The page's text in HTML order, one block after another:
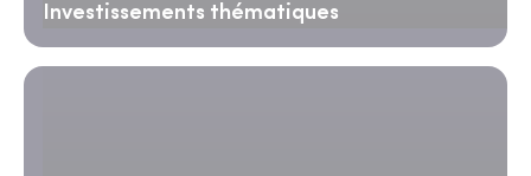
Investissements thématiques